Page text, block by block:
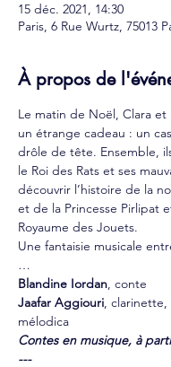
15 déc. 2021, 14:30
Paris, 6 Rue Wurtz, 75013
À propos de
Le matin de Noël, Clara
un étrange cadeau : un
drôle de tête. Ensemble,
le Roi des Rats et ses
découvrir l’histoire de la
et de la Princesse Pirlipat
Royaume des Jouets.
Une fantaisie musicale
…
Blandine Iordan, conte
Jaafar Aggiouri,
mélodica
Contes en musique, à
---